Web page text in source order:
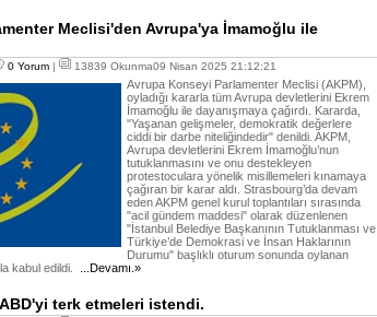
Meclisi'den Avrupa'ya İmamoğlu ile
0 Yorum | 13839 Okunma09 Nisan 2025 21:12:21
Avrupa Konseyi Parlamenter Meclisi (AKPM),
oyladığı kararla tüm Avrupa devletlerini Ekrem
İmamoğlu ile dayanışmaya çağırdı. Kararda,
"Yaşanan gelişmeler, demokratik değerlere
ciddi bir darbe niteliğindedir" denildi. AKPM,
Avrupa devletlerini Ekrem İmamoğlu’nun
tutuklanmasını ve onu destekleyen
protestoculara yönelik misillemeleri kınamaya
çağıran bir karar aldı. Strasbourg’da devam
eden AKPM genel kurul toplantıları sırasında
"acil gündem maddesi" olarak düzenlenen
"İstanbul Belediye Başkanının Tutuklanması ve
Türkiye’de Demokrasi ve İnsan Haklarının
Durumu" başlıklı oturum sonunda oylanan
kabul edildi.
...Devamı.»
terk etmeleri istendi.